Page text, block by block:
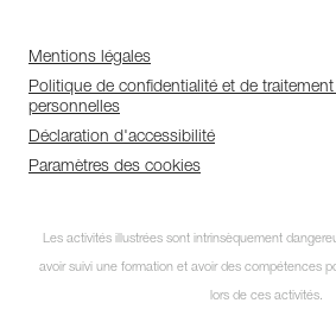
Mentions légales
Politique de confidentialité et de
personnelles
Déclaration d'accessibilité
Paramètres des cookies
Les activités illustrées sont intrinsèquement
avoir suivi une formation et avoir des compétences
lors de ces activités.